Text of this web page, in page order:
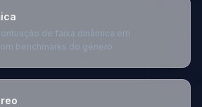
de faixa dinâmica em
benchmarks do género